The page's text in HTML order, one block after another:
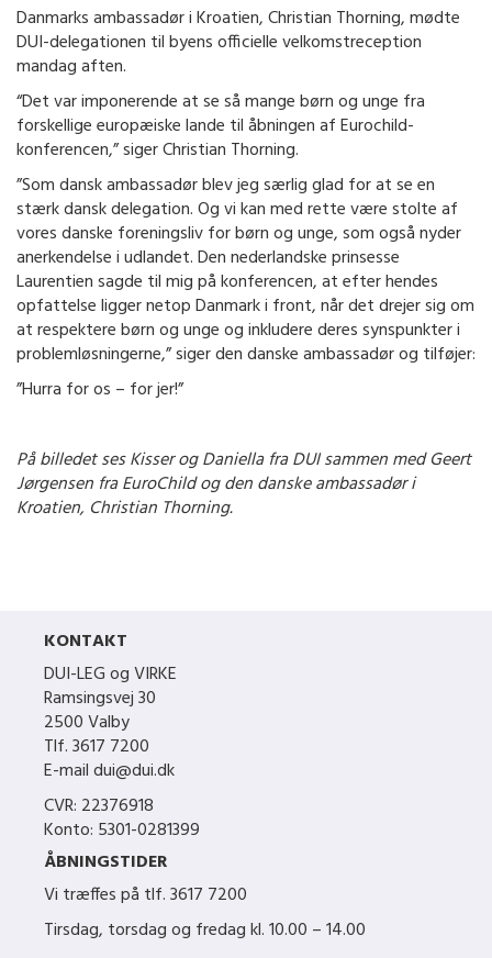
Danmarks ambassadør i Kroatien, Christian Thorning, mødte
DUI-delegationen til byens officielle velkomstreception
mandag aften.
“Det var imponerende at se så mange børn og unge fra
forskellige europæiske lande til åbningen af Eurochild-
konferencen,” siger Christian Thorning.
”Som dansk ambassadør blev jeg særlig glad for at se en
stærk dansk delegation. Og vi kan med rette være stolte af
vores danske foreningsliv for børn og unge, som også nyder
anerkendelse i udlandet. Den nederlandske prinsesse
Laurentien sagde til mig på konferencen, at efter hendes
opfattelse ligger netop Danmark i front, når det drejer sig om
at respektere børn og unge og inkludere deres synspunkter i
problemløsningerne,” siger den danske ambassadør og tilføjer:
”Hurra for os – for jer!”
På billedet ses Kisser og Daniella fra DUI sammen med Geert
Jørgensen fra EuroChild og den danske ambassadør i
Kroatien, Christian Thorning.
KONTAKT
DUI-LEG og VIRKE
Ramsingsvej 30
2500 Valby
Tlf. 3617 7200
E-mail dui@dui.dk
CVR: 22376918
Konto: 5301-0281399
ÅBNINGSTIDER
Vi træffes på tlf.3617 7200
Tirsdag, torsdag og fredag kl. 10.00 – 14.00